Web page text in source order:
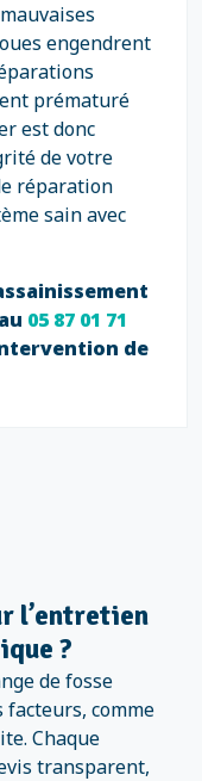
engendrent
prématuré
est donc
de votre
réparation
sain avec
05 87 01 71
de
l’entretien
?
de fosse
comme
Chaque
transparent,